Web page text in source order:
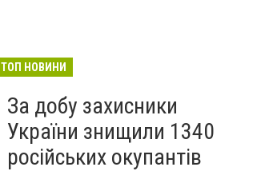
ТОП НОВИНИ
За добу захисники
України знищили 1340
російських окупантів